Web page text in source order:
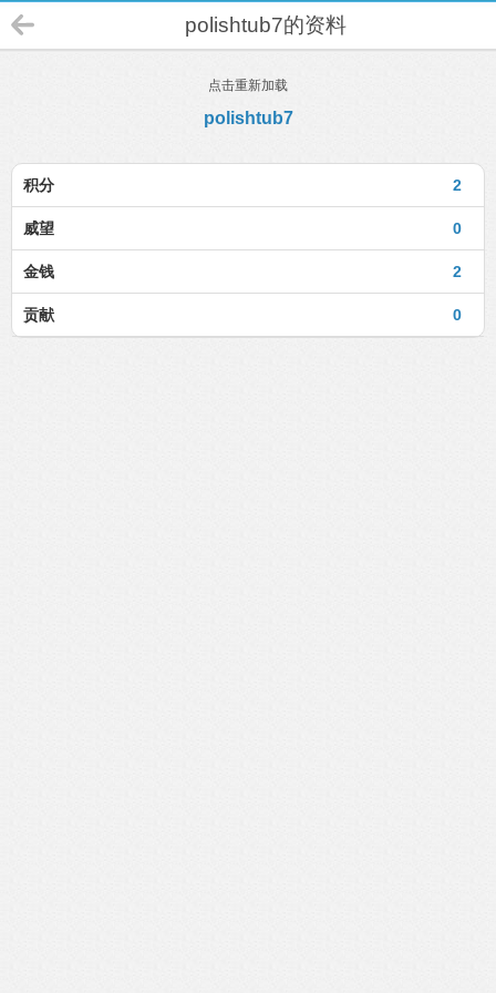
polishtub7的资料
点击重新加载
polishtub7
2
积分
0
威望
2
金钱
0
贡献